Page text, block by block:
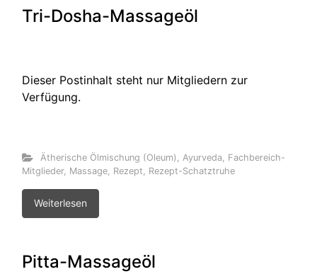
Tri-Dosha-Massageöl
Dieser Postinhalt steht nur Mitgliedern zur
Verfügung.
Ätherische Ölmischung (Oleum) Ayurveda, Fachbereich-
Mitglieder, Massage Rezept Rezept-Schatztruhe
Weiterlesen
Pitta-Massageöl